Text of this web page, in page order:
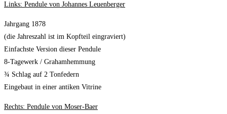
Links: Pendule von Johannes Leuenberger
Jahrgang 1878
(die Jahreszahl ist im Kopfteil eingraviert)
Einfachste Version dieser Pendule
8-Tagewerk / Grahamhemmung
¾ Schlag auf 2 Tonfedern
Eingebaut in einer antiken Vitrine
Rechts: Pendule von Moser-Baer